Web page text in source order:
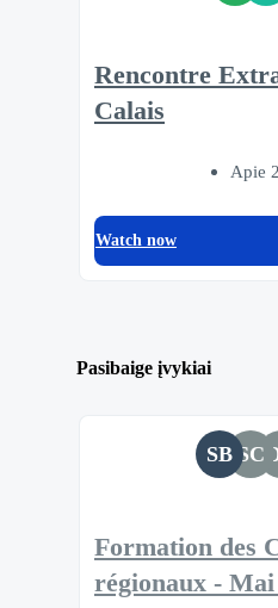
Rencontre
Calais
Apie
Watch now
Pasibaige įvykiai
SB SC
Formation des
régionaux - Mai